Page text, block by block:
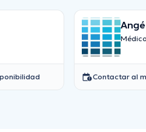
Contactar al